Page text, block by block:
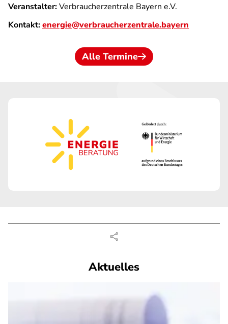
Veranstalter:Verbraucherzentrale Bayern e.V.
Kontakt:energie@verbraucherzentrale.bayern
Alle Termine
Aktuelles